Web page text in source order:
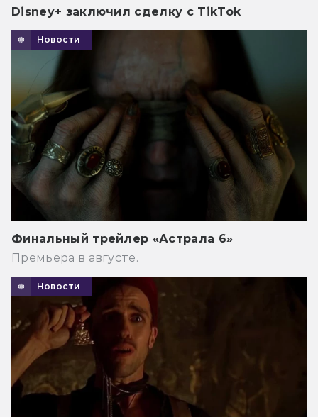
Disney+ заключил сделку с TikTok
Новости
Финальный трейлер «Астрала 6»
Премьера в августе.
Новости